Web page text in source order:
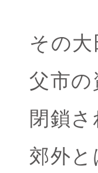
その
父市の
閉鎖さ
郊外